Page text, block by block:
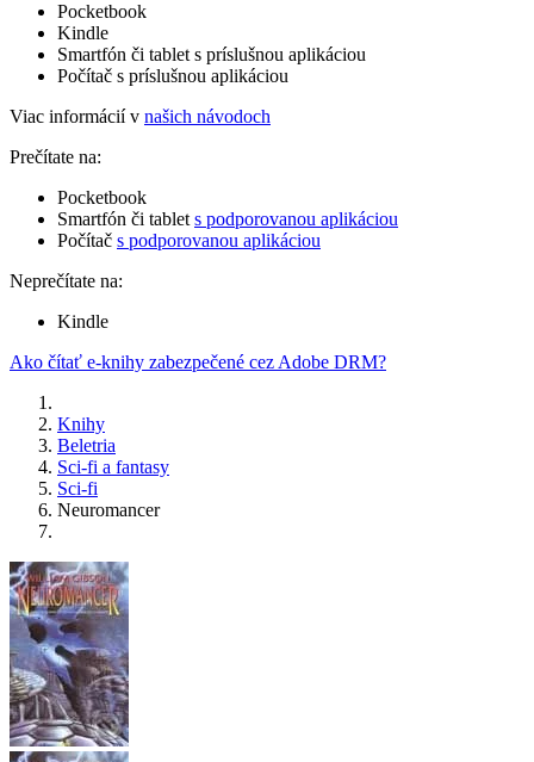
Pocketbook
Kindle
Smartfón či tablet s príslušnou aplikáciou
Počítač s príslušnou aplikáciou
Viac informácií v našich návodoch
Prečítate na:
Pocketbook
Smartfón či tablet s podporovanou aplikáciou
Počítač s podporovanou aplikáciou
Neprečítate na:
Kindle
Ako čítať e-knihy zabezpečené cez Adobe DRM?
Knihy
Beletria
Sci-fi a fantasy
Sci-fi
Neuromancer